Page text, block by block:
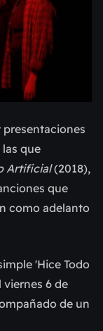
presentaciones
que
Artificial(2018),
que
como adelanto
'Hice Todo
viernes 6 de
de un